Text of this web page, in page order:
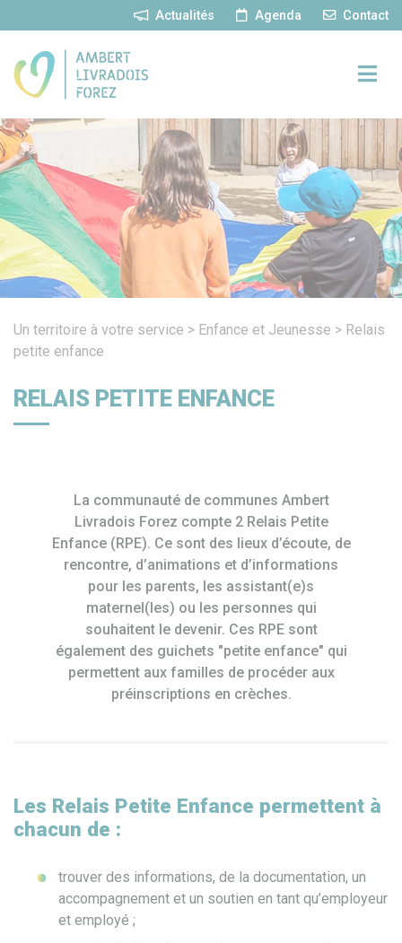
Actualités Agenda Contact
Un territoire à votre service > Enfance et Jeunesse > Relais
petite enfance
RELAIS PETITE ENFANCE
La communauté de communes Ambert
Livradois Forez compte 2 Relais Petite
Enfance (RPE). Ce sont des lieux d’écoute, de
rencontre, d’animations et d’informations
pour les parents, les assistant(e)s
maternel(les) ou les personnes qui
souhaitent le devenir. Ces RPE sont
également des guichets "petite enfance" qui
permettent aux familles de procéder aux
préinscriptions en crèches.
Les Relais Petite Enfance permettent à
chacun de :
trouver des informations, de la documentation, un
accompagnement et un soutien en tant qu’employeur
et employé ;
Panneau de gestion des cookies